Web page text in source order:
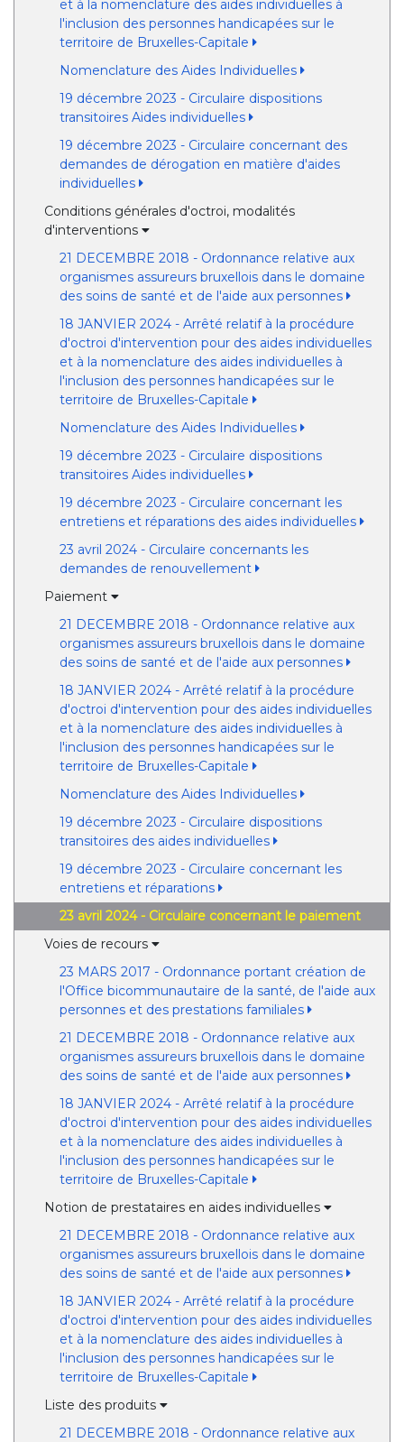
et à la nomenclature des aides individuelles à
l'inclusion des personnes handicapées sur le
territoire de Bruxelles-Capitale
Nomenclature des Aides Individuelles
19 décembre 2023 - Circulaire dispositions
transitoires Aides individuelles
19 décembre 2023 - Circulaire concernant des
demandes de dérogation en matière d'aides
individuelles
Conditions générales d'octroi, modalités
d'interventions
21 DECEMBRE 2018 - Ordonnance relative aux
organismes assureurs bruxellois dans le domaine
des soins de santé et de l'aide aux personnes
18 JANVIER 2024 - Arrêté relatif à la procédure
d'octroi d'intervention pour des aides individuelles
et à la nomenclature des aides individuelles à
l'inclusion des personnes handicapées sur le
territoire de Bruxelles-Capitale
Nomenclature des Aides Individuelles
19 décembre 2023 - Circulaire dispositions
transitoires Aides individuelles
19 décembre 2023 - Circulaire concernant les
entretiens et réparations des aides individuelles
23 avril 2024 - Circulaire concernants les
demandes de renouvellement
Paiement
21 DECEMBRE 2018 - Ordonnance relative aux
organismes assureurs bruxellois dans le domaine
des soins de santé et de l'aide aux personnes
18 JANVIER 2024 - Arrêté relatif à la procédure
d'octroi d'intervention pour des aides individuelles
et à la nomenclature des aides individuelles à
l'inclusion des personnes handicapées sur le
territoire de Bruxelles-Capitale
Nomenclature des Aides Individuelles
19 décembre 2023 - Circulaire dispositions
transitoires des aides individuelles
19 décembre 2023 - Circulaire concernant les
entretiens et réparations
23 avril 2024 - Circulaire concernant le paiement
Voies de recours
23 MARS 2017 - Ordonnance portant création de
l'Office bicommunautaire de la santé, de l'aide aux
personnes et des prestations familiales
21 DECEMBRE 2018 - Ordonnance relative aux
organismes assureurs bruxellois dans le domaine
des soins de santé et de l'aide aux personnes
18 JANVIER 2024 - Arrêté relatif à la procédure
d'octroi d'intervention pour des aides individuelles
et à la nomenclature des aides individuelles à
l'inclusion des personnes handicapées sur le
territoire de Bruxelles-Capitale
Notion de prestataires en aides individuelles
21 DECEMBRE 2018 - Ordonnance relative aux
organismes assureurs bruxellois dans le domaine
des soins de santé et de l'aide aux personnes
18 JANVIER 2024 - Arrêté relatif à la procédure
d'octroi d'intervention pour des aides individuelles
et à la nomenclature des aides individuelles à
l'inclusion des personnes handicapées sur le
territoire de Bruxelles-Capitale
Liste des produits
21 DECEMBRE 2018 - Ordonnance relative aux